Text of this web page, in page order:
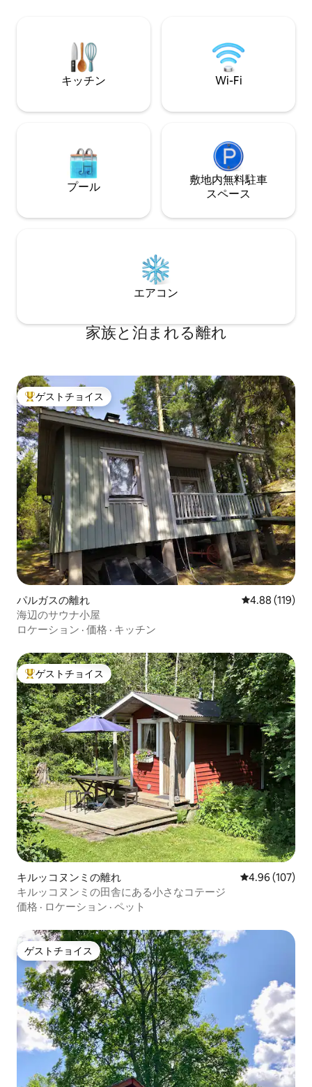
ープンキッチンがあります。 ベッドリネ
ン、タオルが含まれています。 敷地内に
はニワトリがいて、近くには羊が放牧さ
れています。 ベルゲにはお店もありま
オル、木材、SUP
れています。蛇口
出ます。
キッチン Wi-Fi
プール
敷地内無料駐⁠車
ス⁠ペ⁠ー⁠ス
エアコン
家族と泊まれる離れ
大好評のゲストチョイスです。
ゲストチョイス
パルガスの離れ レビュー119
4.88 (119)
海辺のサウナ小屋
ロケーション · 価格 · キッチン
大好評のゲストチョイスです。
ゲストチョイス
キルッコヌンミの離れ レビュー107
4.96 (107)
キルッコヌンミの田舎にある小さなコテージ
価格 · ロケーション · ペット
ゲストチョイス
ゲストチョイス